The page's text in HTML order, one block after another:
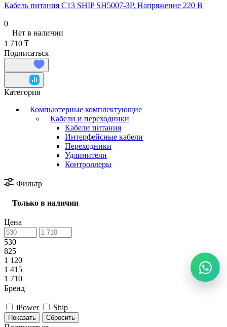
Кабель питания С13 SHIP SH5007-3P, Напряжение 220 В
0
Нет в наличии
1 710 ₸
Подписаться
Категория
Компьютерные комплектующие
Кабели и переходники
Кабели питания
Интерфейсные кабели
Переходники
Удлинители
Контроллеры
Фильтр
Только в наличии
Цена
530
825
1 120
1 415
1 710
Бренд
iPower Ship
Сбросить